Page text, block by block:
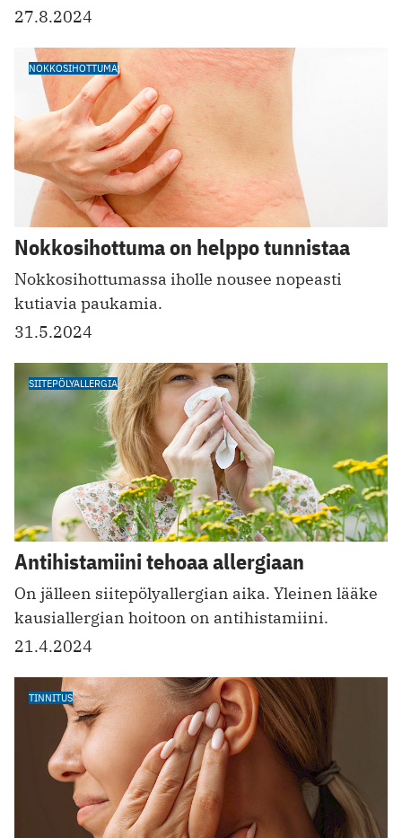
27.8.2024
NOKKOSIHOTTUMA
Nokkosihottuma on helppo tunnistaa
Nokkosihottumassa iholle nousee nopeasti
kutiavia paukamia.
31.5.2024
SIITEPÖLYALLERGIA
Antihistamiini tehoaa allergiaan
On jälleen siitepölyallergian aika. Yleinen lääke
kausiallergian hoitoon on antihistamiini.
21.4.2024
TINNITUS